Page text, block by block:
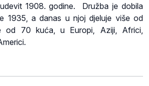
1908. godine. Družba je dobila
1935, a danas u njoj djeluje više od
od 70 kuća, u Europi, Aziji, Africi,